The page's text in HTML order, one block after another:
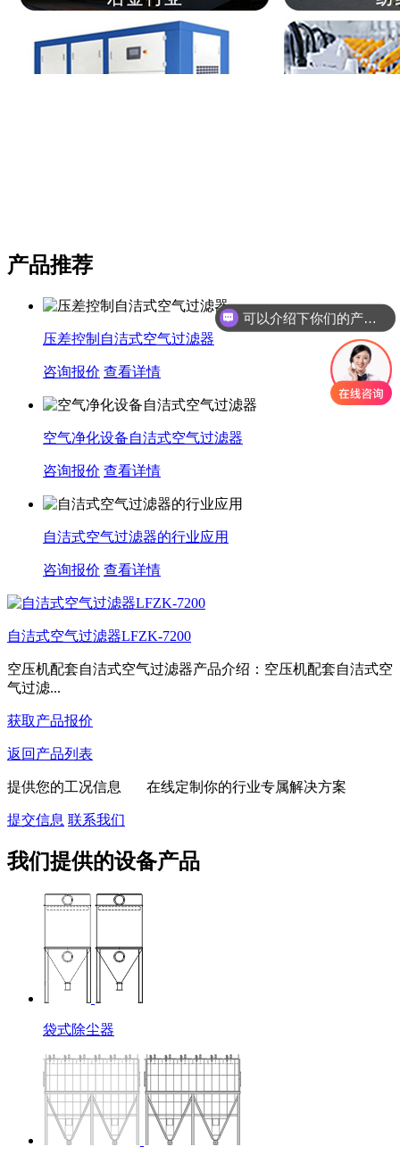
产品推荐
压差控制自洁式空气过滤器
咨询报价 查看详情
空气净化设备自洁式空气过滤器
咨询报价 查看详情
自洁式空气过滤器的行业应用
咨询报价 查看详情
自洁式空气过滤器LFZK-7200
空压机配套自洁式空气过滤器产品介绍：空压机配套自洁式空
气过滤...
获取产品报价
返回产品列表
提供您的工况信息 在线定制你的行业专属解决方案
提交信息 联系我们
我们提供的设备产品
袋式除尘器
可以介绍下你们的产品么